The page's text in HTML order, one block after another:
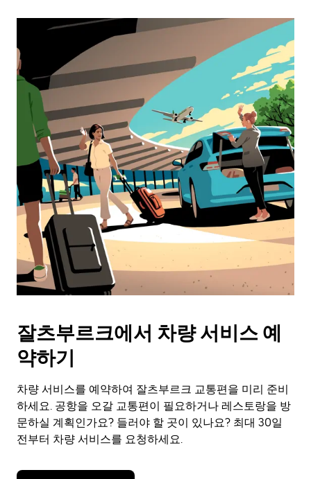
잘츠부르크에서 차량 서비스 예
약하기
차량 서비스를 예약하여 잘츠부르크 교통편을 미리 준비
하세요. 공항을 오갈 교통편이 필요하거나 레스토랑을 방
문하실 계획인가요? 들러야 할 곳이 있나요? 최대 30일
전부터 차량 서비스를 요청하세요.